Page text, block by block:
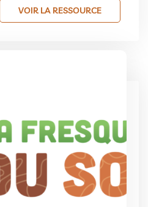
VOIR LA RESSOURCE